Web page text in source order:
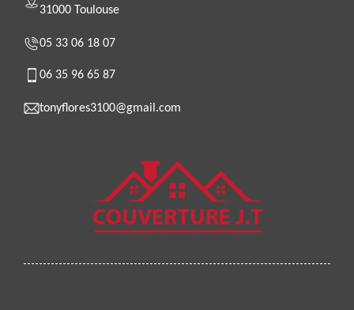
31000 Toulouse
05 33 06 18 07
06 35 96 65 87
tonyflores3100@gmail.com